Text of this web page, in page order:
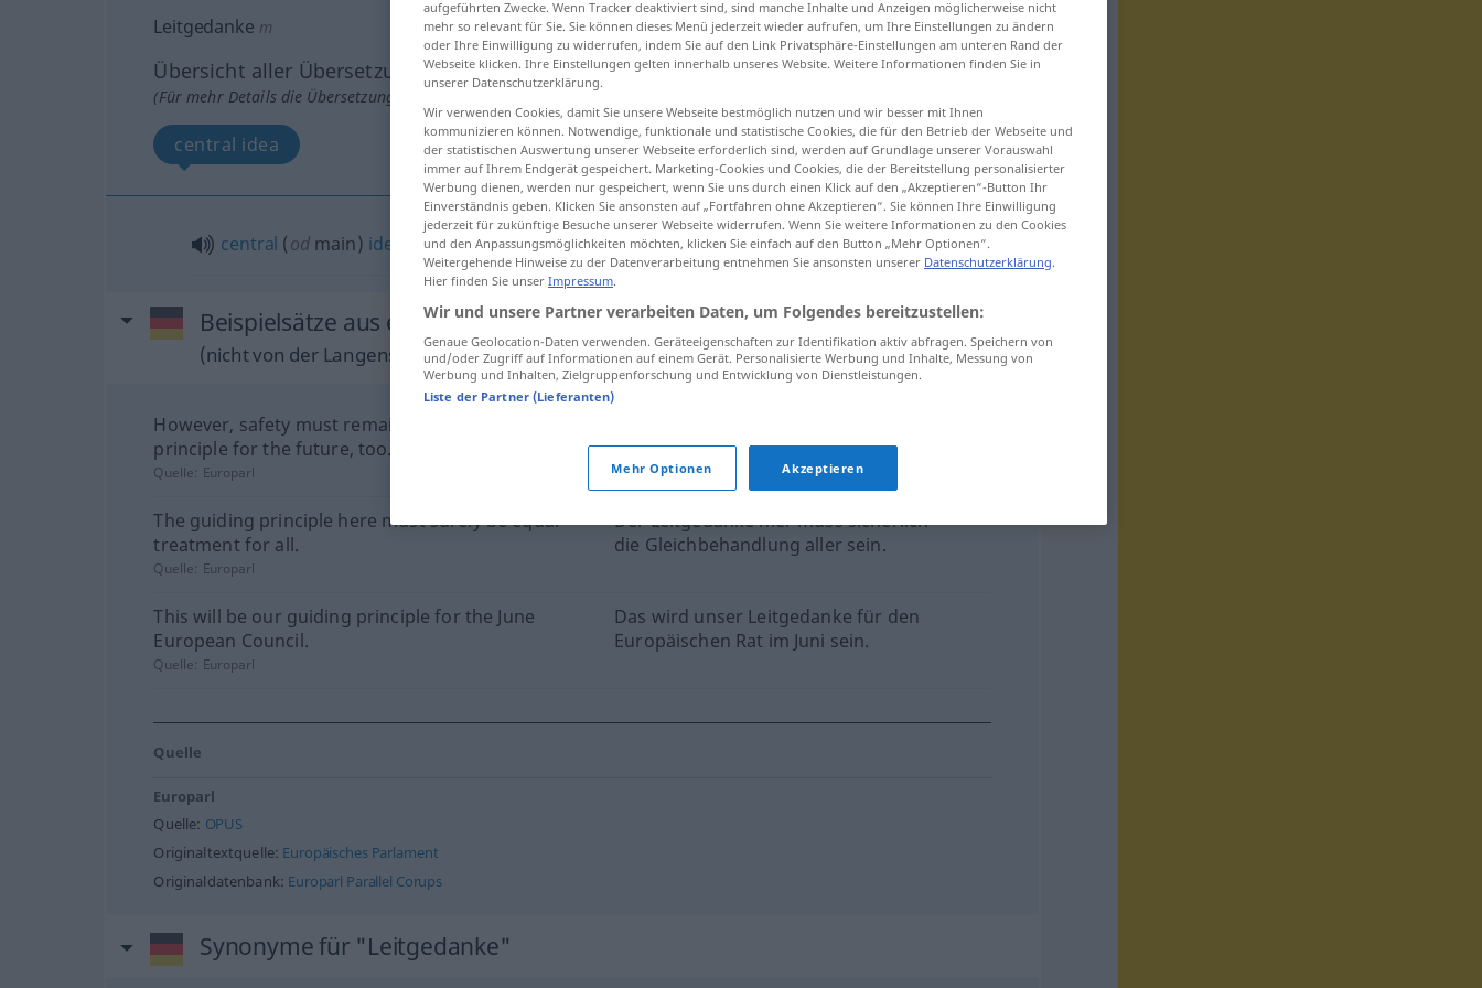
Leitgedanke m
Übersicht aller Übersetzungen
(Für mehr Details die Übersetzung anklicken/antippen)
central idea
central (odmain) idea Leitgedanke
Beispielsätze aus externen Quellen für "Leitgedanke"
(nicht von der Langenscheidt Redaktion geprüft)
However, safety must remain the guiding
principle for the future, too.
Zukunft der Leitgedanke bleiben.
Quelle: Europarl
The guiding principle here must surely be equal
treatment for all.
Der Leitgedanke hier muss sicherlich
die Gleichbehandlung aller sein.
Quelle: Europarl
This will be our guiding principle for the June
European Council.
Das wird unser Leitgedanke für den
Europäischen Rat im Juni sein.
Quelle: Europarl
Quelle
Europarl
Quelle: OPUS
Originaltextquelle: Europäisches Parlament
Originaldatenbank: Europarl Parallel Corups
Synonyme für "Leitgedanke"
aufgeführten Zwecke. Wenn Tracker deaktiviert sind, sind manche Inhalte und Anzeigen möglicherweise nicht
mehr so relevant für Sie. Sie können dieses Menü jederzeit wieder aufrufen, um Ihre Einstellungen zu ändern
oder Ihre Einwilligung zu widerrufen, indem Sie auf den Link Privatsphäre-Einstellungen am unteren Rand der
Webseite klicken. Ihre Einstellungen gelten innerhalb unseres Website. Weitere Informationen finden Sie in
unserer Datenschutzerklärung.
Wir verwenden Cookies, damit Sie unsere Webseite bestmöglich nutzen und wir besser mit Ihnen
kommunizieren können. Notwendige, funktionale und statistische Cookies, die für den Betrieb der Webseite und
der statistischen Auswertung unserer Webseite erforderlich sind, werden auf Grundlage unserer Vorauswahl
immer auf Ihrem Endgerät gespeichert. Marketing-Cookies und Cookies, die der Bereitstellung personalisierter
Werbung dienen, werden nur gespeichert, wenn Sie uns durch einen Klick auf den „Akzeptieren“-Button Ihr
Einverständnis geben. Klicken Sie ansonsten auf „Fortfahren ohne Akzeptieren“. Sie können Ihre Einwilligung
jederzeit für zukünftige Besuche unserer Webseite widerrufen. Wenn Sie weitere Informationen zu den Cookies
und den Anpassungsmöglichkeiten möchten, klicken Sie einfach auf den Button „Mehr Optionen“.
Weitergehende Hinweise zu der Datenverarbeitung entnehmen Sie ansonsten unserer Datenschutzerklärung.
Hier finden Sie unser Impressum.
Wir und unsere Partner verarbeiten Daten, um Folgendes bereitzustellen:
Genaue Geolocation-Daten verwenden. Geräteeigenschaften zur Identifikation aktiv abfragen. Speichern von
und/oder Zugriff auf Informationen auf einem Gerät. Personalisierte Werbung und Inhalte, Messung von
Werbung und Inhalten, Zielgruppenforschung und Entwicklung von Dienstleistungen.
Liste der Partner (Lieferanten)
Mehr Optionen Akzeptieren